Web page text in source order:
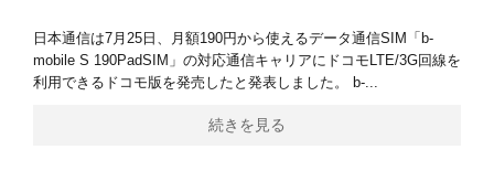
日本通信は7月25日、月額190円から使えるデータ通信SIM「b-
mobile S 190PadSIM」の対応通信キャリアにドコモLTE/3G回線を
利用できるドコモ版を発売したと発表しました。 b-...
続きを見る